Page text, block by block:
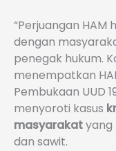
“Perjuangan
dengan
penegak hukum.
menempatkan
Pembukaan UUD
menyoroti kasus
masyarakatyang
dan sawit.